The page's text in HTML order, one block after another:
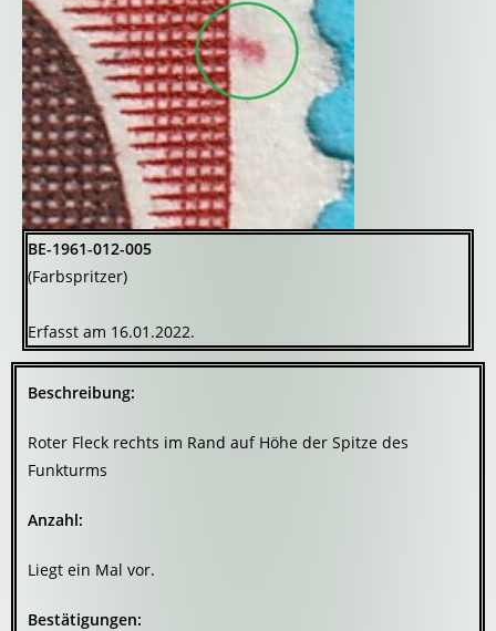
BE-1961-012-005
(Farbspritzer)
Erfasst am 16.01.2022.
Beschreibung:
Roter Fleck rechts im Rand auf Höhe der Spitze des
Funkturms
Anzahl:
Liegt ein Mal vor.
Bestätigungen: